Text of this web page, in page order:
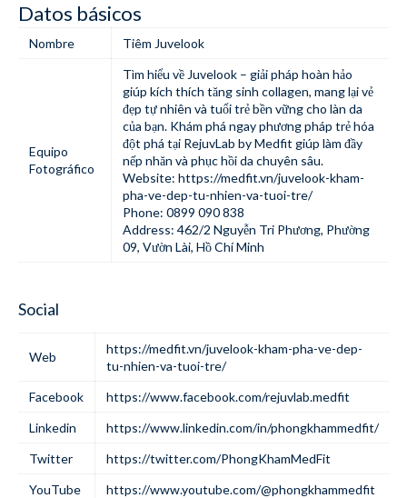
Datos básicos
Nombre Tiêm Juvelook
Equipo
Fotográfico
Tìm hiểu về Juvelook – giải pháp hoàn hảo
giúp kích thích tăng sinh collagen, mang lại vẻ
đẹp tự nhiên và tuổi trẻ bền vững cho làn da
của bạn. Khám phá ngay phương pháp trẻ hóa
đột phá tại RejuvLab by Medfit giúp làm đầy
nếp nhăn và phục hồi da chuyên sâu.
Website: https://medfit.vn/juvelook-kham-
pha-ve-dep-tu-nhien-va-tuoi-tre/
Phone: 0899 090 838
Address: 462/2 Nguyễn Tri Phương, Phường
09, Vườn Lài, Hồ Chí Minh
Social
Web
https://medfit.vn/juvelook-kham-pha-ve-dep-
tu-nhien-va-tuoi-tre/
Facebook
https://www.facebook.com/rejuvlab.medfit
Linkedin
https://www.linkedin.com/in/phongkhammedfit/
Twitter
https://twitter.com/PhongKhamMedFit
YouTube
https://www.youtube.com/@phongkhammedfit